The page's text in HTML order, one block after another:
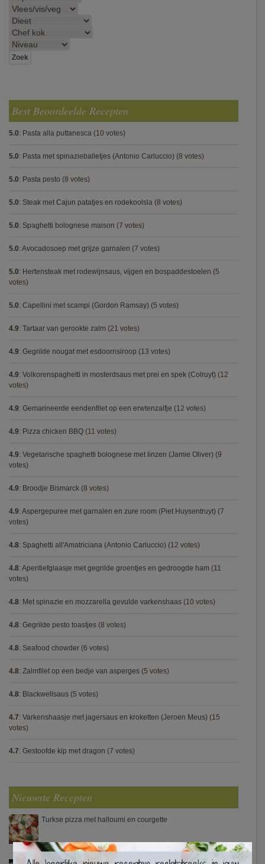
Best Beoordeelde Recepten
5.0: Pasta alla puttanesca (10 votes)
5.0: Pasta met spinazieballetjes (Antonio Carluccio) (8 votes)
5.0: Pasta pesto (8 votes)
5.0: Steak met Cajun patatjes en rodekoolsla (8 votes)
5.0: Spaghetti bolognese maison (7 votes)
5.0: Avocadosoep met grijze garnalen (7 votes)
5.0: Hertensteak met rodewijnsaus, vijgen en bospaddestoelen (5
votes)
5.0: Capellini met scampi (Gordon Ramsay) (5 votes)
4.9: Tartaar van gerookte zalm (21 votes)
4.9: Gegrilde nougat met esdoornsiroop (13 votes)
4.9: Volkorenspaghetti in mosterdsaus met prei en spek (Colruyt) (12
votes)
4.9: Gemarineerde eendenfilet op een erwtenzalfje (12 votes)
4.9: Pizza chicken BBQ (11 votes)
4.9: Vegetarische spaghetti bolognese met linzen (Jamie Oliver) (9
votes)
4.9: Broodje Bismarck (8 votes)
4.9: Aspergepuree met garnalen en zure room (Piet Huysentruyt) (7
votes)
4.8: Spaghetti all'Amatriciana (Antonio Carluccio) (12 votes)
4.8: Aperitiefglaasje met gegrilde groentjes en gedroogde ham (11
votes)
4.8: Met spinazie en mozzarella gevulde varkenshaas (10 votes)
4.8: Gegrilde pesto toastjes (8 votes)
4.8: Seafood chowder (6 votes)
4.8: Zalmfilet op een bedje van asperges (5 votes)
4.8: Blackwellsaus (5 votes)
4.7: Varkenshaasje met jagersaus en kroketten (Jeroen Meus) (15
votes)
4.7: Gestoofde kip met dragon (7 votes)
Nieuwste Recepten
Turkse pizza met halloumi en courgette
×